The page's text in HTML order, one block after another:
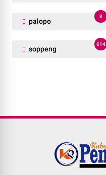
palopo
8
soppeng
614